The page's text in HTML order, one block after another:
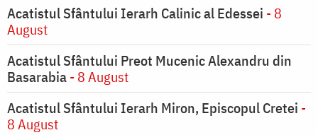
Acatistul Sfântului Ierarh Calinic al Edessei - 8
August
Acatistul Sfântului Preot Mucenic Alexandru din
Basarabia- 8 August
Acatistul Sfântului Ierarh Miron, Episcopul Cretei -
8 August